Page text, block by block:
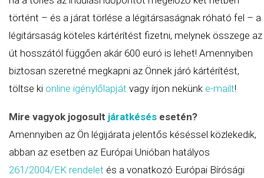
történt – és a járat törlése a légitársaságnak róható fel – a
légitársaság köteles kártérítést fizetni, melynek összege az
út hosszától függően akár 600 euró is lehet! Amennyiben
biztosan szeretné megkapni az Önnek járó kártérítést,
töltse ki online igénylőlapját vagy írjon nekünk e-mailt!
Mire vagyok jogosult járatkésés esetén?
Amennyiben az Ön légijárata jelentős késéssel közlekedik,
abban az esetben az Európai Unióban hatályos
261/2004/EK rendelet és a vonatkozó Európai Bírósági